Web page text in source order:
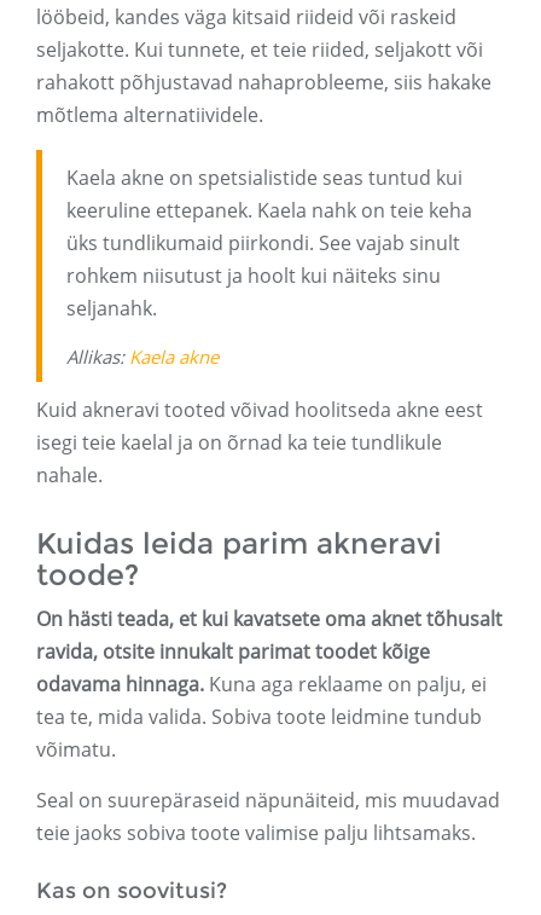
lööbeid, kandes väga kitsaid riideid või raskeid
seljakotte. Kui tunnete, et teie riided, seljakott või
rahakott põhjustavad nahaprobleeme, siis hakake
mõtlema alternatiividele.
Kaela akne on spetsialistide seas tuntud kui
keeruline ettepanek. Kaela nahk on teie keha
üks tundlikumaid piirkondi. See vajab sinult
rohkem niisutust ja hoolt kui näiteks sinu
seljanahk.
Allikas: Kaela akne
Kuid akneravi tooted võivad hoolitseda akne eest
isegi teie kaelal ja on õrnad ka teie tundlikule
nahale.
Kuidas leida parim akneravi
toode?
On hästi teada, et kui kavatsete oma aknet tõhusalt
ravida, otsite innukalt parimat toodet kõige
odavama hinnaga. Kuna aga reklaame on palju, ei
tea te, mida valida. Sobiva toote leidmine tundub
võimatu.
Seal on suurepäraseid näpunäiteid, mis muudavad
teie jaoks sobiva toote valimise palju lihtsamaks.
Kas on soovitusi?